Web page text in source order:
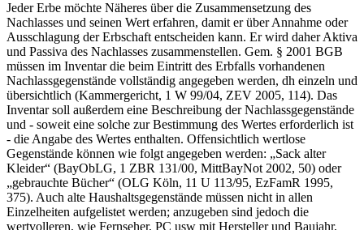
Jeder Erbe möchte Näheres über die Zusammensetzung des
Nachlasses und seinen Wert erfahren, damit er über Annahme oder
Ausschlagung der Erbschaft entscheiden kann. Er wird daher Aktiva
und Passiva des Nachlasses zusammenstellen. Gem. § 2001 BGB
müssen im Inventar die beim Eintritt des Erbfalls vorhandenen
Nachlassgegenstände vollständig angegeben werden, dh einzeln und
übersichtlich (Kammergericht, 1 W 99/04, ZEV 2005, 114). Das
Inventar soll außerdem eine Beschreibung der Nachlassgegenstände
und - soweit eine solche zur Bestimmung des Wertes erforderlich ist
- die Angabe des Wertes enthalten. Offensichtlich wertlose
Gegenstände können wie folgt angegeben werden: „Sack alter
Kleider“ (BayObLG, 1 ZBR 131/00, MittBayNot 2002, 50) oder
„gebrauchte Bücher“ (OLG Köln, 11 U 113/95, EzFamR 1995,
375). Auch alte Haushaltsgegenstände müssen nicht in allen
Einzelheiten aufgelistet werden; anzugeben sind jedoch die
wertvolleren, wie Fernseher, PC usw mit Hersteller und Baujahr,